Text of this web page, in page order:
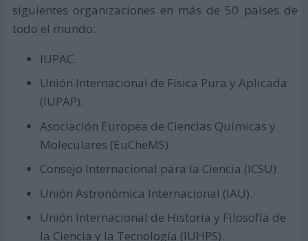
siguientes organizaciones en más de 50 países de
todo el mundo:
IUPAC.
Unión Internacional de Física Pura y Aplicada
(IUPAP).
Asociación Europea de Ciencias Químicas y
Moleculares (EuCheMS).
Consejo Internacional para la Ciencia (ICSU).
Unión Astronómica Internacional (IAU).
Unión Internacional de Historia y Filosofía de
la Ciencia y la Tecnología (IUHPS).